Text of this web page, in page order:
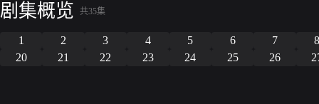
剧集概览 共35集
1 2 3 4 5 6 7
20
21 22 23 24 25 26